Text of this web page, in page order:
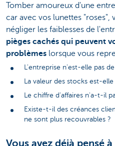
Tomber amoureux d'une
car avec vos lunettes "roses",
négliger les faiblesses de
pièges cachés qui peuvent
problèmes lorsque vous
L'entreprise n'est-elle pas
La valeur des stocks est-
Le chiffre d'affaires n'a-t-il
Existe-t-il des créances
ne sont plus recouvrables ?
Vous avez déjà pensé